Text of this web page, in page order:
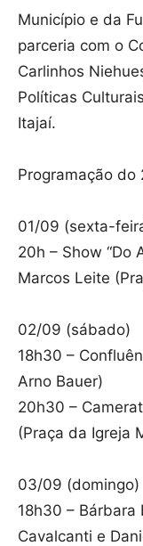
Município e da
parceria com o
Carlinhos
Políticas
Itajaí.
Programação do
01/09 (sexta-
20h – Show “Do
Marcos Leite
02/09 (sábado)
18h30 –
Arno Bauer)
20h30 –
(Praça da Igreja
03/09 (domingo)
18h30 – Bárbara
Cavalcanti e